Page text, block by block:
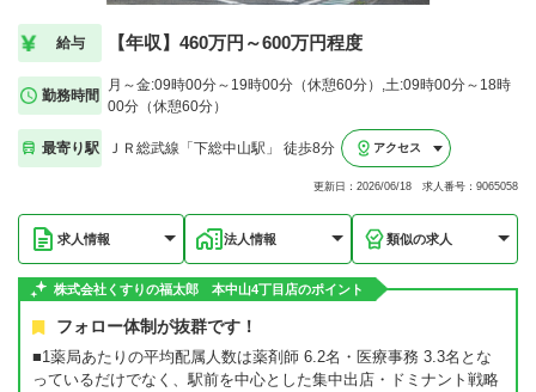
給与 【年収】460万円～600万円程度
勤務時間
月～金:09時00分～19時00分（休憩60分）,土:09時00分～18時
00分（休憩60分）
最寄り駅 ＪＲ総武線「下総中山駅」 徒歩8分 アクセス
更新日：2026/06/18 求人番号：9065058
求人情報 法人情報 類似の求人
株式会社くすりの福太郎 本中山4丁目店のポイント
フォロー体制が抜群です！
■1薬局あたりの平均配属人数は薬剤師 6.2名・医療事務 3.3名とな
っているだけでなく、駅前を中心とした集中出店・ドミナント戦略